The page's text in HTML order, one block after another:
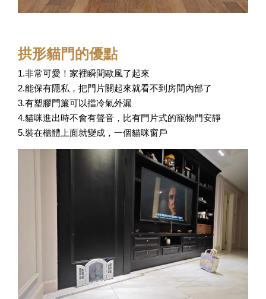
拱形貓門的優點
1.非常可愛！家裡瞬間歐風了起來
2.能保有隱私，把門片關起來就看不到房間內部了
3.有塑膠門簾可以擋冷氣外漏
4.貓咪進出時不會有聲音，比有門片式的寵物門安靜
5.裝在櫃體上面就變成，一個貓咪窗戶